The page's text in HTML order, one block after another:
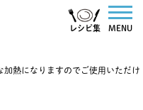
レシピ集 MENU
機能以外は使え
熱になりますのでご使用いただけ